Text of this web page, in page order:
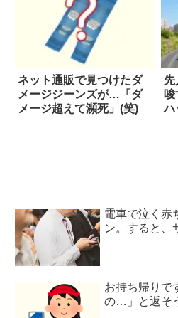
ネット通販で見つけたダ
メージジーンズが…「ダ
メージ超えて瀕死」(笑)
先
ハ
電車で泣く赤
ン。すると、
お持ち帰りで
の…」と返そ